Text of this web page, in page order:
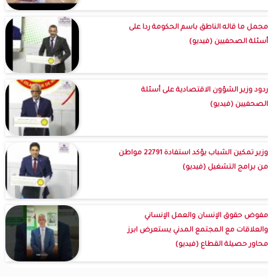
مجمل ما قاله الناطق باسم الحكومة ردا على
أسئلة الصحفيين (فيديو)
ردود وزير الشؤون الاقتصادية على أسئلة
الصحفيين (فيديو)
وزير تمكين الشباب يؤكد استفادة 22791 مواطن
من برامج التشغيل (فيديو)
مفوض حقوق الإنسان والعمل الإنساني
والعلاقات مع المجتمع المدني يستعرض ابرز
محاور حصيلة القطاع (فيديو)